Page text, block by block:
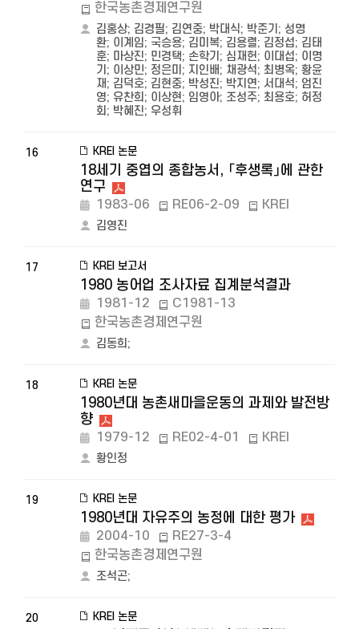
한국농촌경제연구원
김홍상; 김경필; 김연중; 박대식; 박준기 ; 성명
환; 이계임; 국승용; 김미복; 김용렬; 김정섭; 김태
훈; 마상진; 민경택; 손학기 ; 심재헌; 이대섭; 이명
기 ; 이상민; 정은미 ; 지인배; 채광석; 최병옥; 황윤
재; 김덕호; 김현중; 박성진; 박지연; 서대석; 엄진
영; 유찬희 ; 이상현; 임영아; 조성주; 최용호; 허정
회 ; 박혜진; 우성휘
16 KREI 논문
18세기 중엽의 종합농서, 「후생록」에 관한
연구
1983-06 RE06-2-09 KREI
김영진
17 KREI 보고서
1980 농어업 조사자료 집계분석결과
1981-12
C1981-13
한국농촌경제연구원
김동희 ;
18 KREI 논문
1980년대 농촌새마을운동의 과제와 발전방
향
1979-12 RE02-4-01 KREI
황인정
19 KREI 논문
1980년대 자유주의 농정에 대한 평가
2004-10
RE27-3-4
한국농촌경제연구원
조석곤;
20 KREI 논문